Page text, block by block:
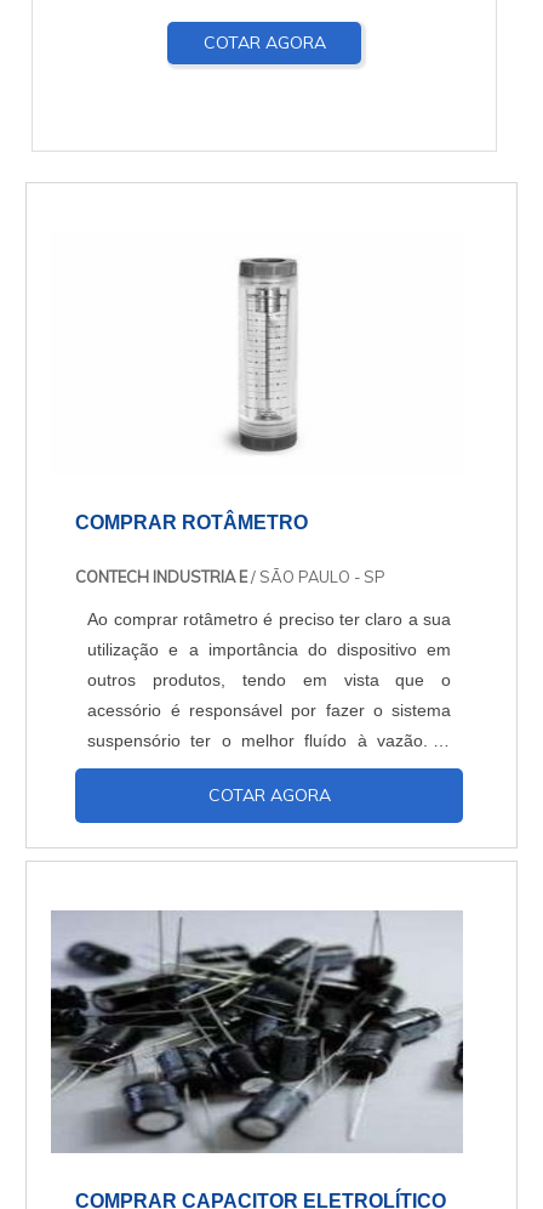
COTAR AGORA
COMPRAR ROTÂMETRO
CONTECH INDUSTRIA E/ SÃO PAULO - SP
Ao comprar rotâmetro é preciso ter claro a sua
utilização e a importância do dispositivo em
outros produtos, tendo em vista que o
acessório é responsável por fazer o sistema
suspensório ter o melhor fluído à vazão. O
medidor rotâmetro de vazão possui uma
aresta no flutuador que corresponde a uma
leitura do rotâmetro vazão é realizada por uma
COTAR AGORA
COMPRAR CAPACITOR ELETROLÍTICO